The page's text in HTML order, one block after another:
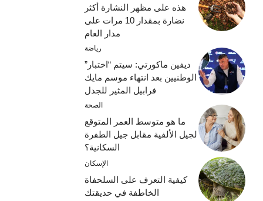
هذه على مظهر النشارة أكثر
نضارة بمقدار 10 مرات على
مدار العام
رياضة
ديفين ماكورتي: سيتم “اختبار”
الوطنيين بعد انتهاء موسم مايك
فرابيل المثير للجدل
الصحة
ما هو متوسط ​​العمر المتوقع
لجيل الألفية مقابل جيل الطفرة
السكانية؟
الإسكان
كيفية التعرف على السلحفاة
الخاطفة في حديقتك